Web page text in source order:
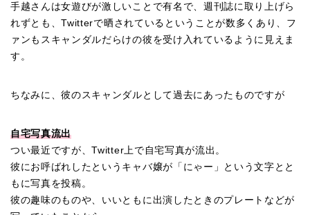
手越さんは女遊びが激しいことで有名で、週刊誌に取り上げら
れずとも、Twitterで晒されているということが数多くあり、フ
ァンもスキャンダルだらけの彼を受け入れているように見えま
す。
ちなみに、彼のスキャンダルとして過去にあったものですが
自宅写真流出
つい最近ですが、Twitter上で自宅写真が流出。
彼にお呼ばれしたというキャバ嬢が「にゃー」という文字とと
もに写真を投稿。
彼の趣味のものや、いいともに出演したときのプレートなどが